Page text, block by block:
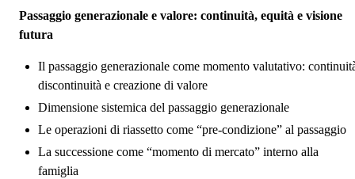
Passaggio generazionale e valore: continuità, equità e visione
futura
Il passaggio generazionale come momento valutativo:
discontinuità e creazione di valore
Dimensione sistemica del passaggio generazionale
Le operazioni di riassetto come “pre-condizione” al passaggio
La successione come “momento di mercato” interno alla
famiglia